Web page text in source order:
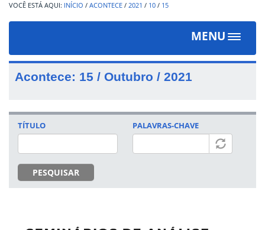
INÍCIO / ACONTECE / 2021 / 10 / 15
MENU
Toggle
Acontece: 15 / Outubro / 2021
TÍTULO
PESQUISAR
PALAVRAS-CHAVE